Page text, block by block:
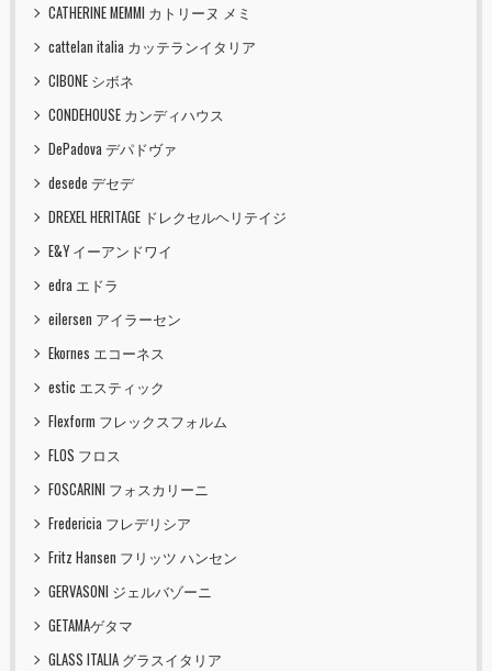
CATHERINE MEMMI カトリーヌ メミ
cattelan italia カッテランイタリア
CIBONE シボネ
CONDEHOUSE カンディハウス
DePadova デパドヴァ
desede デセデ
DREXEL HERITAGE ドレクセルヘリテイジ
E&Y イーアンドワイ
edra エドラ
eilersen アイラーセン
Ekornes エコーネス
estic エスティック
Flexform フレックスフォルム
FLOS フロス
FOSCARINI フォスカリーニ
Fredericia フレデリシア
Fritz Hansen フリッツ ハンセン
GERVASONI ジェルバゾーニ
GETAMAゲタマ
GLASS ITALIA グラスイタリア